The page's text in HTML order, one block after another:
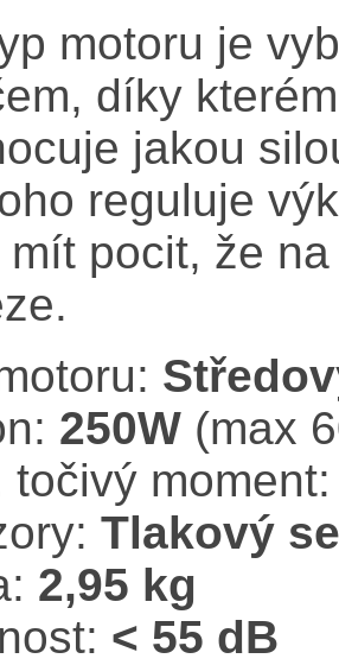
motoru je
díky
jakou
reguluje
mít pocit, že
250W (max
točivý
Tlakový
2,95 kg
< 55 dB